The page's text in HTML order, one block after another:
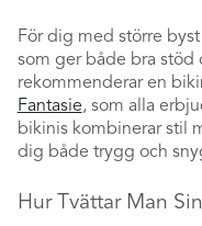
För dig med större
som ger både bra stöd
rekommenderar en
Fantasie, som alla
bikinis kombinerar stil
dig både trygg och
Hur Tvättar Man